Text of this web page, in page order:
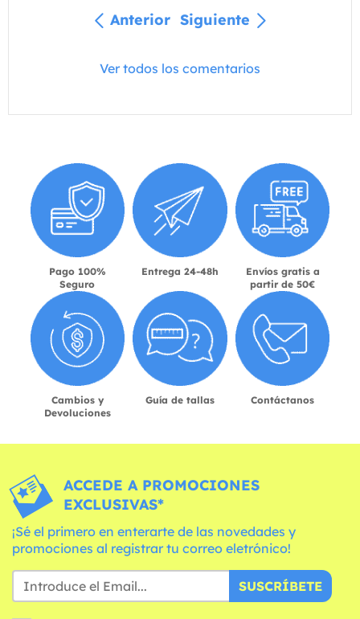
Anterior Siguiente
Ver todos los comentarios
Pago 100%
Seguro
Entrega 24-48h
Envíos gratis a
partir de 50€
Cambios y
Devoluciones
Guía de tallas Contáctanos
ACCEDE A PROMOCIONES
EXCLUSIVAS*
¡Sé el primero en enterarte de las novedades y
promociones al registrar tu correo eletrónico!
SUSCRÍBETE